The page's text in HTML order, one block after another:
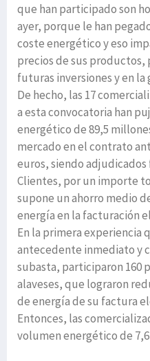
que han participado son
ayer, porque le han
coste energético y eso
precios de sus productos,
futuras inversiones y en la
De hecho, las 17
a esta convocatoria han
energético de 89,5
mercado en el contrato
euros, siendo
Clientes, por un importe
supone un ahorro medio
energía en la facturación
En la primera experiencia
antecedente inmediato y
subasta, participaron 160
alaveses, que lograron
de energía de su factura
Entonces, las
volumen energético de